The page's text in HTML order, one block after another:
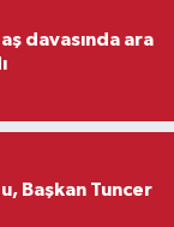
davasında ara
Başkan Tuncer